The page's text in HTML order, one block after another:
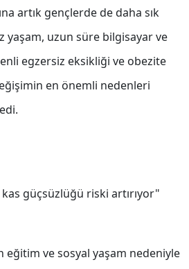
artık gençlerde de daha sık
yaşam, uzun süre bilgisayar ve
egzersiz eksikliği ve obezite
en önemli nedenleri
güçsüzlüğü riski artırıyor"
eğitim ve sosyal yaşam nedeniyle